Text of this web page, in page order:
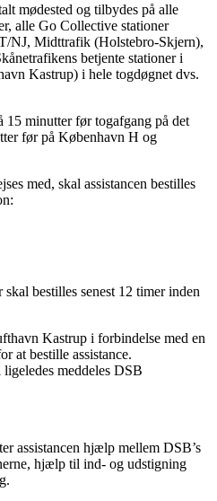
mødested og tilbydes på alle
alle Go Collective stationer
NJ, Midttrafik (Holstebro-Skjern),
betjente stationer i
Kastrup) i hele togdøgnet dvs.
minutter før togafgang på det
før på København H og
med, skal assistancen bestilles
bestilles senest 12 timer inden
Kastrup i forbindelse med en
at bestille assistance.
meddeles DSB
assistancen hjælp mellem DSB’s
hjælp til ind- og udstigning